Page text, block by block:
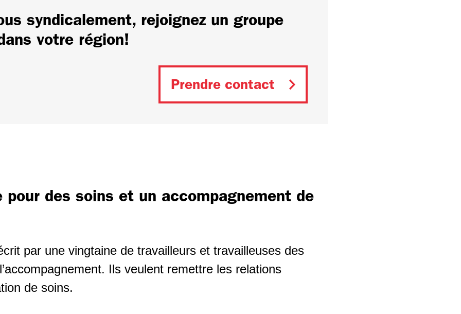
syndicalement, rejoignez un groupe
votre région!
Prendre contact
pour des soins et un accompagnement de
par une vingtaine de travailleurs et travailleuses des
Ils veulent remettre les relations
de soins.